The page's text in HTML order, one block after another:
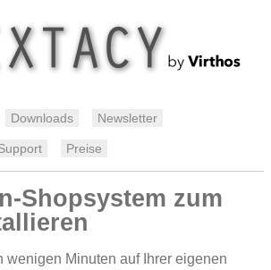
Downloads Newsletter
Preise
Shopsystem zum
wenigen Minuten auf Ihrer eigenen